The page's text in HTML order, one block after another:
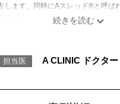
します。同時にAスレッド®と呼ば
から皮下へ挿入し、皮膚を内側
時的に生じることがございます。
施術箇所の知覚鈍麻、ぼこつき
所の追加 1ヶ所ごと+162,800円(税
気麻酔 3,300円(税込)
担当医 A CLINIC ドクター